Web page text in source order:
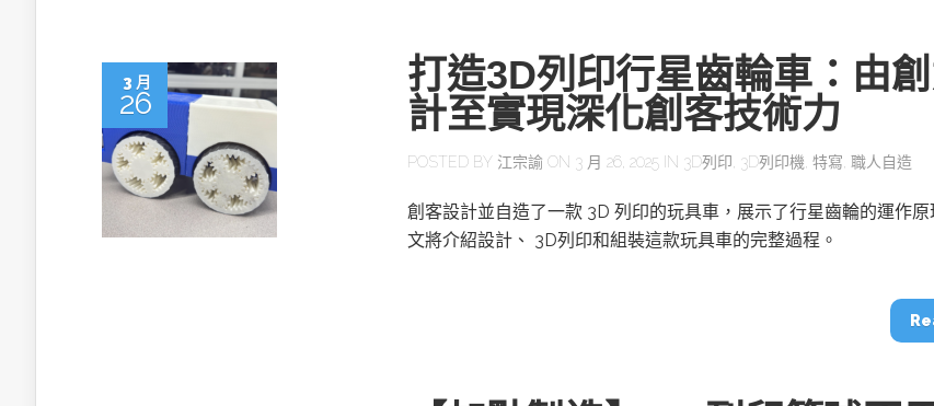
以3D感知開啟智慧機器人新時代：從深度相機到
器人的關鍵
推探OpenAI Codex Micro專屬控
TensorFlow vs. PyTorch：AI框架
之戰，誰是最佳選擇？
創客開發板AI加速晶片
3 月
26
打造3D列印行星齒輪車：由
計至實現深化創客技術力
POSTED BY 江宗諭 ON 3 月 26, 2025 IN 3D列印 3D列印機 特寫 職人自造
創客設計並自造了一款 3D 列印的玩具車，展示了行星齒輪的運作
文將介紹設計、 3D列印和組裝這款玩具車的完整過程。